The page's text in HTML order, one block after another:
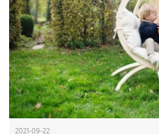
2021-09-22